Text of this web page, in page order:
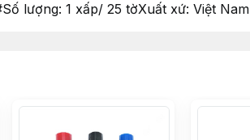
lượng: 1 xấp/ 25 tờXuất xứ: Việt Nam